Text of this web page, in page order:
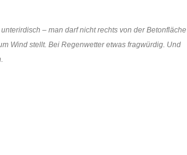
– man darf nicht rechts von der Betonfläche
Wind stellt. Bei Regenwetter etwas fragwürdig. Und